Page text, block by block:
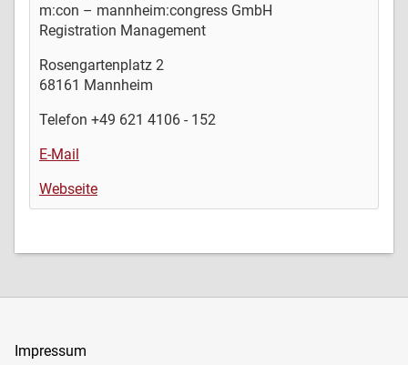
m:con – mannheim:congress GmbH
Registration Management
Rosengartenplatz 2
68161 Mannheim
Telefon +49 621 4106 - 152
E-Mail
Webseite
Impressum